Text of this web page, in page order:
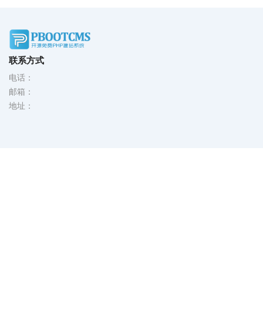
工作机会
联系我们
Language
联系方式
电话：
邮箱：
地址：